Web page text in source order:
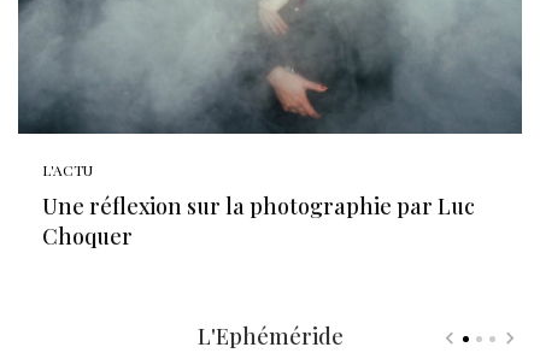
L'ACTU
Une réflexion sur la photographie par Luc
Choquer
L'Ephéméride